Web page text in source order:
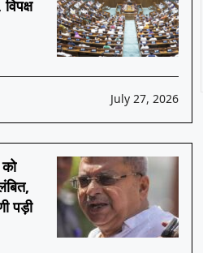
July 27, 2026
पड़ी